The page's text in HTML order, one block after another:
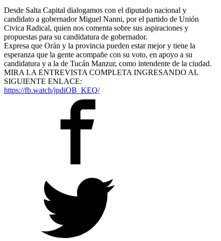
Desde Salta Capital dialogamos con el diputado nacional y
candidato a gobernador Miguel Nanni, por el partido de Unión
Civica Radical, quien nos comenta sobre sus aspiraciones y
propuestas para su candidatura de gobernador.
Expresa que Orán y la provincia pueden estar mejor y tiene la
esperanza que la gente acompañe con su voto, en apoyo a su
candidatura y a la de Tucán Manzur, como intendente de la ciudad.
MIRA LA ENTREVISTA COMPLETA INGRESANDO AL
SIGUIENTE ENLACE:
https://fb.watch/jpdiOB_KEQ/